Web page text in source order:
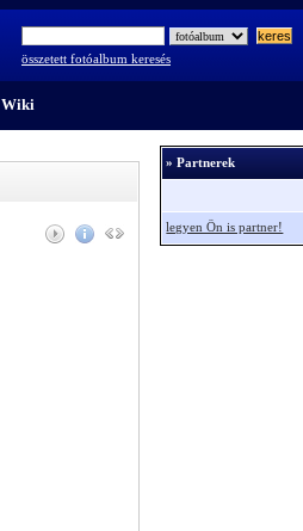
összetett fotóalbum keresés
Wiki
» Partnerek
legyen Ön is partner!